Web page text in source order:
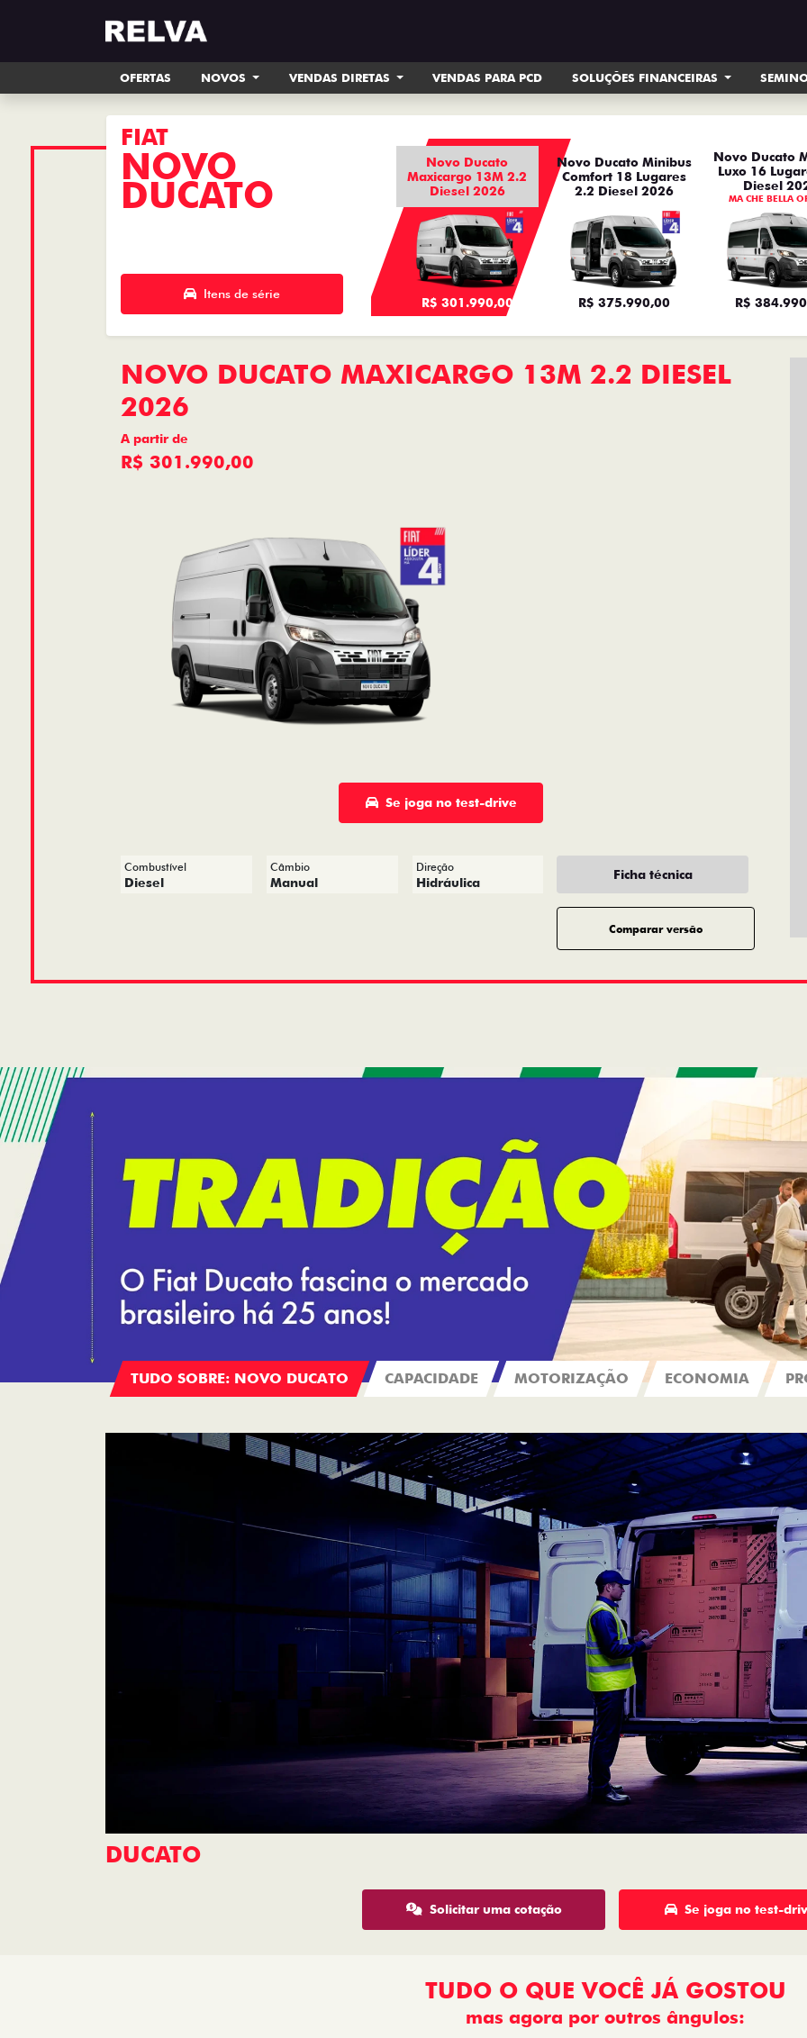
OFERTAS NOVOS VENDAS DIRETAS VENDAS PARA PCD SOLUÇÕES FINANCEIRAS
FIAT
NOVO
DUCATO
Itens de série
Novo Ducato
Maxicargo 13M 2.2
Diesel 2026
R$ 301.990,00
Novo Ducato Minibus
Comfort 18 Lugares
2.2 Diesel 2026
R$ 375.990,00
Novo Ducato
Luxo 16
Diesel
MA CHE BELLA
R$
NOVO DUCATO MAXICARGO 13M 2.2 DIESEL
2026
A partir de
R$ 301.990,00
Se joga no test-drive
Combustível
Diesel
Câmbio
Manual
Direção
Hidráulica
Ficha técnica
Comparar versão
TUDO SOBRE: NOVO DUCATO CAPACIDADE MOTORIZAÇÃO ECONOMIA
DUCATO
Solicitar uma cotação Se joga no test-
TUDO O QUE VOCÊ JÁ GOSTOU
mas agora por outros ângulos: